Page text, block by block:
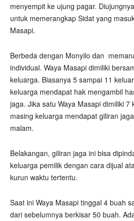
menyempit ke ujung pagar.
untuk memerangkap Sidat yang
Masapi.
Berbeda dengan Monyilo dan
individual. Waya Masapi dimiliki
keluarga. Biasanya 5 sampai 11
keluarga mendapat hak mengambil
jaga. Jika satu Waya Masapi dimiliki 7
masing keluarga mendapat giliran
malam.
Belakangan, giliran jaga ini bisa
keluarga pemilik dengan cara dijual
kurun waktu tertentu.
Saat ini Waya Masapi tinggal 4 buah
dari sebelumnya berkisar 50 buah.